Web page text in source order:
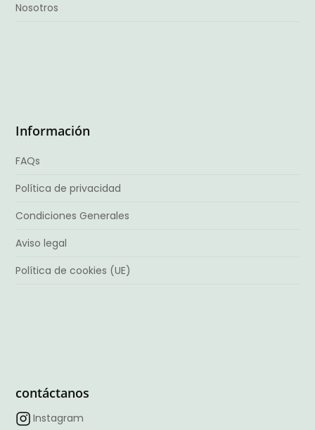
Nosotros
Información
FAQs
Política de privacidad
Condiciones Generales
Aviso legal
Política de cookies (UE)
contáctanos
Instagram